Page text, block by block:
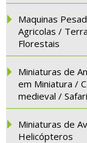
Maquinas
Agricolas /
Florestais
Miniaturas de
em Miniatura /
medieval /
Miniaturas de
Helicópteros